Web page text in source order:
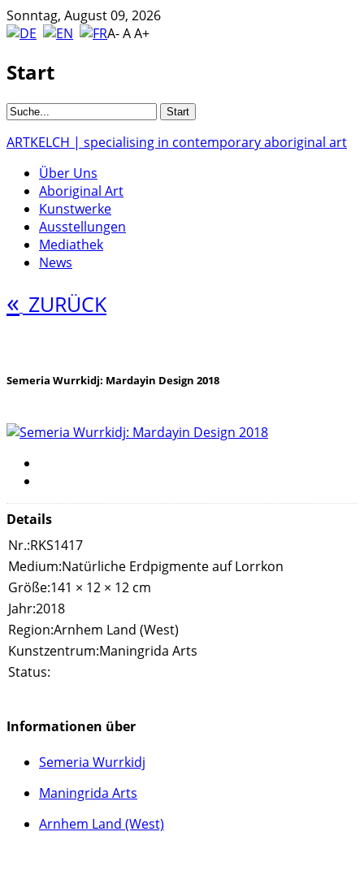
Sonntag, August 09, 2026
A-AA+
Start
ARTKELCH | specialising in contemporary aboriginal art
Über Uns
Aboriginal Art
Kunstwerke
Ausstellungen
Mediathek
News
« ZURÜCK
Semeria Wurrkidj: Mardayin Design 2018
Details
Nr.:RKS1417
Medium:Natürliche Erdpigmente auf Lorrkon
Größe:141 × 12 × 12 cm
Jahr:2018
Region:Arnhem Land (West)
Kunstzentrum:Maningrida Arts
Status:
Informationen über
Semeria Wurrkidj
Maningrida Arts
Arnhem Land (West)